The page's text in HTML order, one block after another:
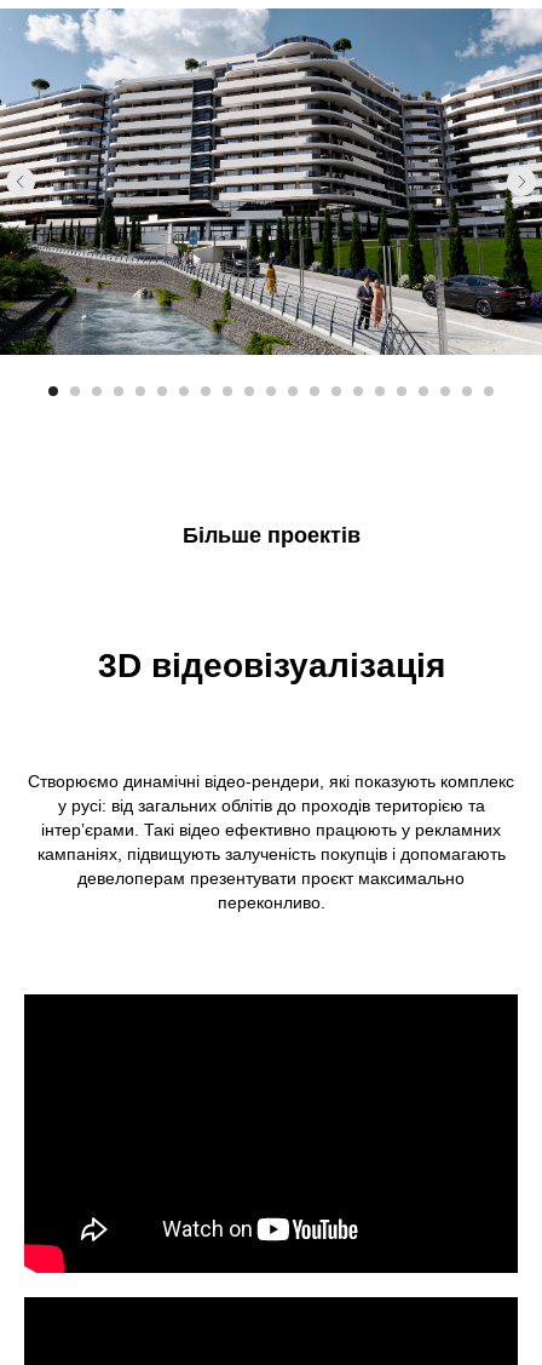
Більше проектів
3D відеовізуалізація
Створюємо динамічні відео-рендери, які показують комплекс
у русі: від загальних облітів до проходів територією та
інтер’єрами. Такі відео ефективно працюють у рекламних
кампаніях, підвищують залученість покупців і допомагають
девелоперам презентувати проєкт максимально
переконливо.